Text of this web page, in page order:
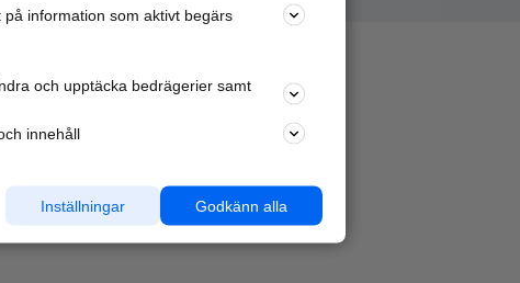
information som aktivt begärs
och upptäcka bedrägerier samt
innehåll
Godkänn alla
Inställningar